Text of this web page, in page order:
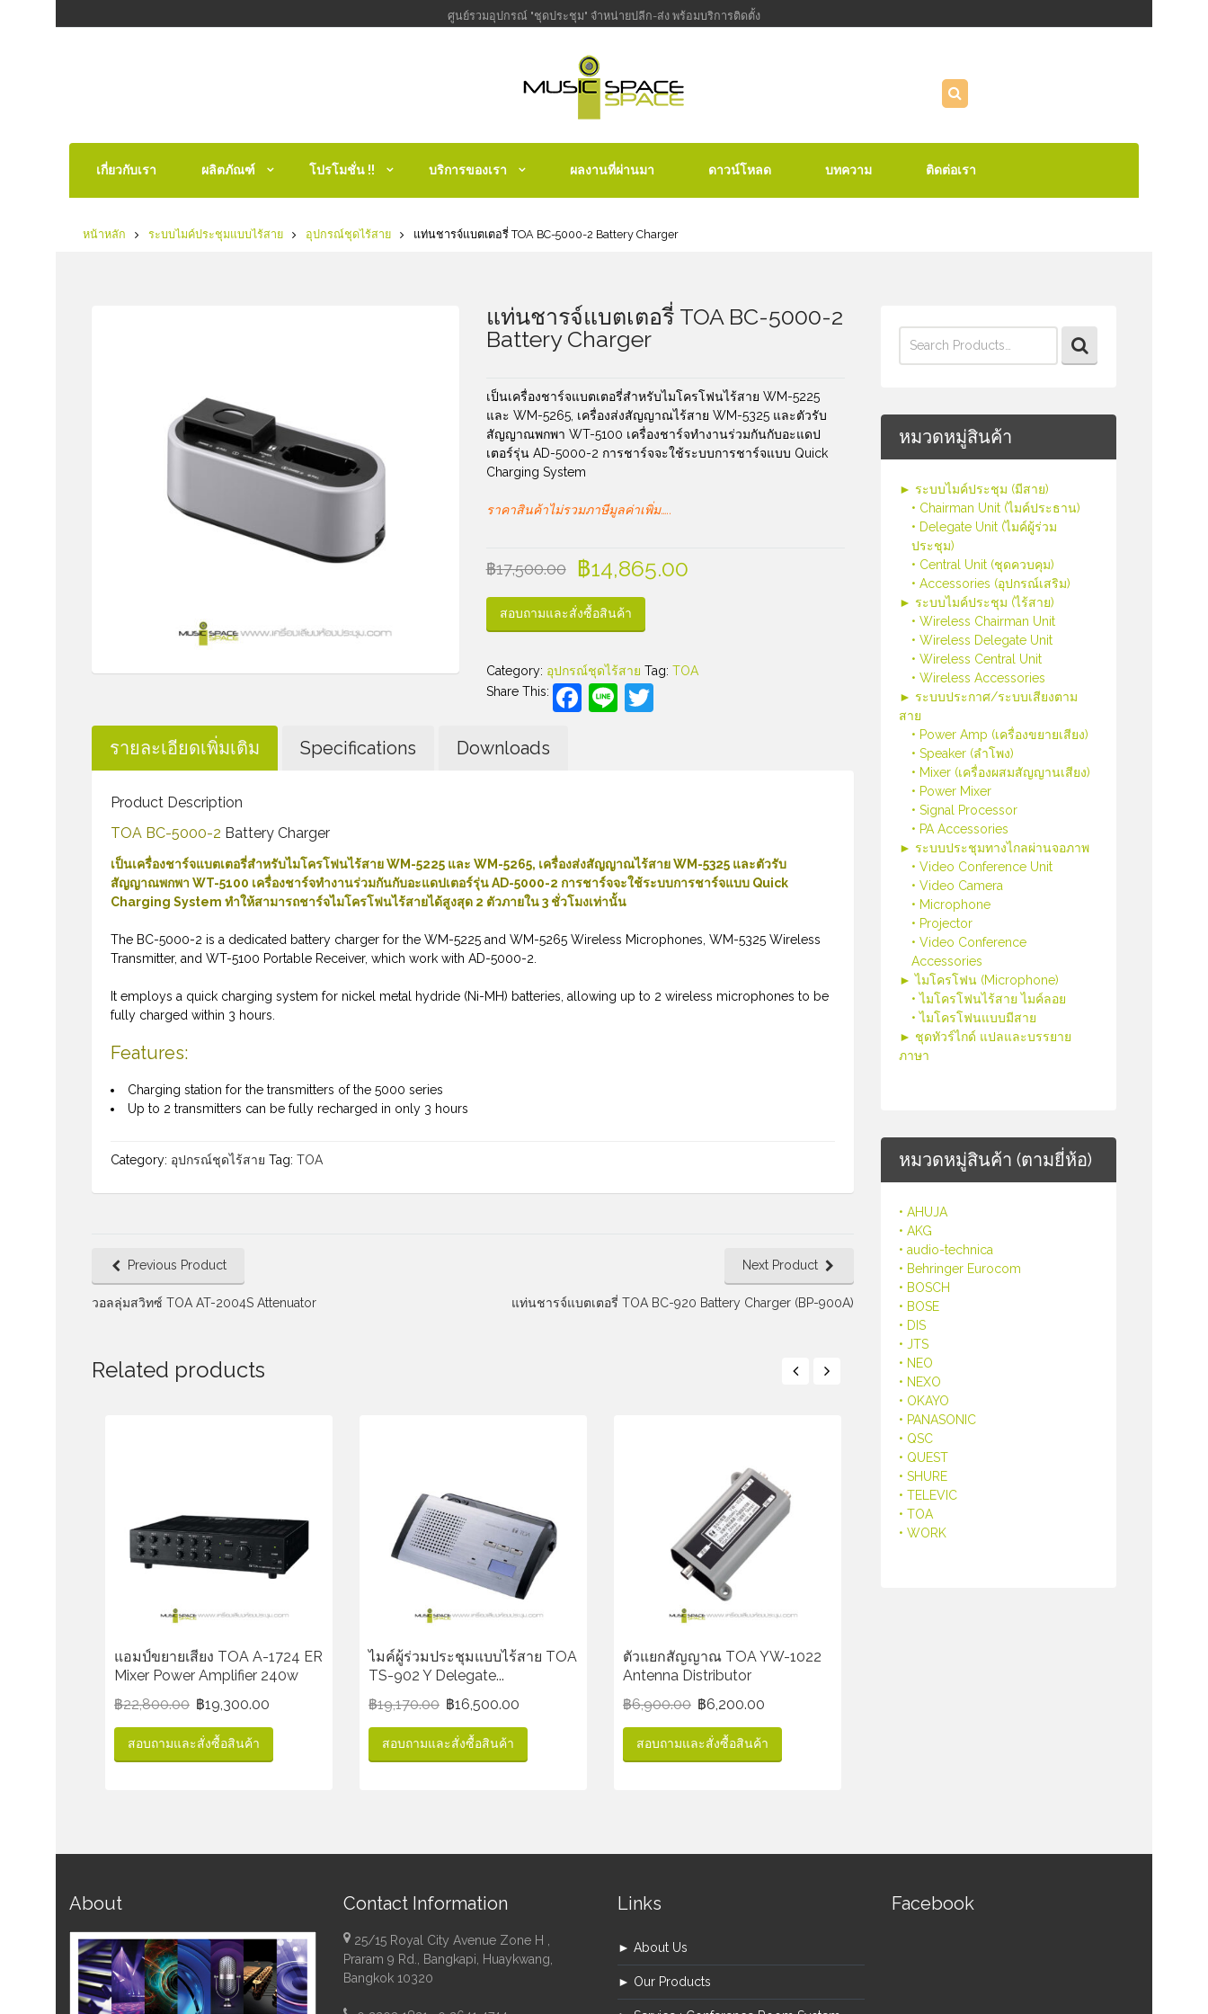
ศูนย์รวมอุปกรณ์ "ชุดประชุม" จำหน่ายปลีก-ส่ง พร้อมบริการติดตั้ง
เกี่ยวกับเรา ผลิตภัณฑ์ โปรโมชั่น !! บริการของเรา ผลงานที่ผ่านมา ดาวน์โหลด บทความ ติดต่อเรา
หน้าหลัก ระบบไมค์ประชุมแบบไร้สาย อุปกรณ์ชุดไร้สาย แท่นชารจ์แบตเตอรี่ TOA BC-5000-2 Battery Charger
for:
หมวดหมู่สินค้า
► ระบบไมค์ประชุม (มีสาย)
• Chairman Unit (ไมค์ประธาน)
• Delegate Unit (ไมค์ผู้ร่วม
ประชุม)
• Central Unit (ชุดควบคุม)
• Accessories (อุปกรณ์เสริม)
► ระบบไมค์ประชุม (ไร้สาย)
• Wireless Chairman Unit
• Wireless Delegate Unit
• Wireless Central Unit
• Wireless Accessories
► ระบบประกาศ/ระบบเสียงตาม
สาย
• Power Amp (เครื่องขยายเสียง)
• Speaker (ลำโพง)
• Mixer (เครื่องผสมสัญญานเสียง)
• Power Mixer
• Signal Processor
• PA Accessories
► ระบบประชุมทางไกลผ่านจอภาพ
• Video Conference Unit
• Video Camera
• Microphone
• Projector
• Video Conference
Accessories
► ไมโครโฟน (Microphone)
• ไมโครโฟนไร้สาย ไมค์ลอย
• ไมโครโฟนแบบมีสาย
► ชุดทัวร์ไกด์ แปลและบรรยาย
ภาษา
หมวดหมู่สินค้า (ตามยี่ห้อ)
• AHUJA
• AKG
• audio-technica
• Behringer Eurocom
• BOSCH
• BOSE
• DIS
• JTS
• NEO
• NEXO
• OKAYO
• PANASONIC
• QSC
• QUEST
• SHURE
• TELEVIC
• TOA
• WORK
แท่นชารจ์แบตเตอรี่ TOA BC-5000-2
Battery Charger
เป็นเครื่องชาร์จแบตเตอรี่สำหรับไมโครโฟนไร้สาย WM-5225
และ WM-5265, เครื่องส่งสัญญาณไร้สาย WM-5325 และตัวรับ
สัญญาณพกพา WT-5100 เครื่องชาร์จทำงานร่วมกันกับอะแดป
เตอร์รุ่น AD-5000-2 การชาร์จจะใช้ระบบการชาร์จแบบ Quick
Charging System
ราคาสินค้าไม่รวมภาษีมูลค่าเพิ่ม…..
฿17,500.00 ฿14,865.00
สอบถามและสั่งซื้อสินค้า
Category: อุปกรณ์ชุดไร้สาย Tag: TOA
Share This:
Facebook
LineTwitter
รายละเอียดเพิ่มเติม Specifications Downloads
Product Description
TOA BC-5000-2 Battery Charger
เป็นเครื่องชาร์จแบตเตอรี่สำหรับไมโครโฟนไร้สาย WM-5225 และ WM-5265, เครื่องส่งสัญญาณไร้สาย WM-5325 และตัวรับ
สัญญาณพกพา WT-5100 เครื่องชาร์จทำงานร่วมกันกับอะแดปเตอร์รุ่น AD-5000-2 การชาร์จจะใช้ระบบการชาร์จแบบ Quick
Charging System ทำให้สามารถชาร์จไมโครโฟนไร้สายได้สูงสุด 2 ตัวภายใน 3 ชั่วโมงเท่านั้น
The BC-5000-2 is a dedicated battery charger for the WM-5225 and WM-5265 Wireless Microphones, WM-5325 Wireless
Transmitter, and WT-5100 Portable Receiver, which work with AD-5000-2.
It employs a quick charging system for nickel metal hydride (Ni-MH) batteries, allowing up to 2 wireless microphones to be
fully charged within 3 hours.
Features:
Charging station for the transmitters of the 5000 series
Up to 2 transmitters can be fully recharged in only 3 hours
Category: อุปกรณ์ชุดไร้สาย Tag: TOA
Previous Product
วอลลุ่มสวิทซ์ TOA AT-2004S Attenuator
Next Product
แท่นชารจ์แบตเตอรี่ TOA BC-920 Battery Charger (BP-900A)
Related products
แอมป์ขยายเสียง TOA A-1724 ER
Mixer Power Amplifier 240w
฿22,800.00 ฿19,300.00
สอบถามและสั่งซื้อสินค้า
ไมค์ผู้ร่วมประชุมแบบไร้สาย TOA
TS-902 Y Delegate...
฿19,170.00 ฿16,500.00
สอบถามและสั่งซื้อสินค้า
ตัวแยกสัญญาณ TOA YW-1022
Antenna Distributor
฿6,900.00 ฿6,200.00
สอบถามและสั่งซื้อสินค้า
About Contact Information
25/15 Royal City Avenue Zone H ,
Praram 9 Rd., Bangkapi, Huaykwang,
Bangkok 10320
Links
► About Us
► Our Products
Facebook